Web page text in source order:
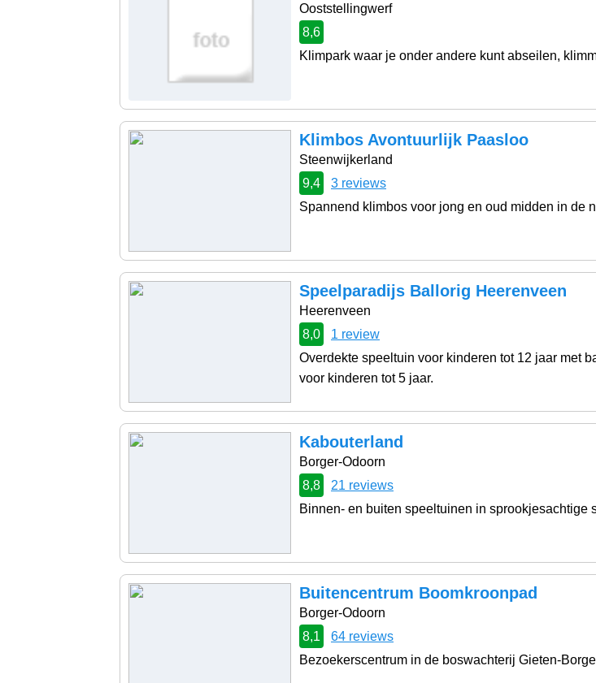
Ooststellingwerf
8,6
Klimpark waar je onder andere kunt abseilen,
Klimbos Avontuurlijk Paasloo
Steenwijkerland
9,4
3 reviews
Spannend klimbos voor jong en oud midden in de
Speelparadijs Ballorig Heerenveen
Heerenveen
8,0
1 review
Overdekte speeltuin voor kinderen tot 12 jaar met
voor kinderen tot 5 jaar.
Kabouterland
Borger-Odoorn
8,8
21 reviews
Binnen- en buiten speeltuinen in sprookjesachtige
Buitencentrum Boomkroonpad
Borger-Odoorn
8,1
64 reviews
Bezoekerscentrum in de boswachterij Gieten-